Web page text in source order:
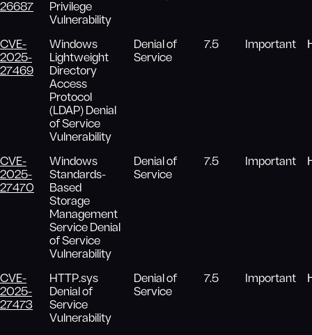
26687
Privilege
Vulnerability
CVE-
2025-
27469
Windows
Lightweight
Directory
Access
Protocol
(LDAP) Denial
of Service
Vulnerability
Denial of
Service
7.5 Important
CVE-
2025-
27470
Windows
Standards-
Based
Storage
Management
Service Denial
of Service
Vulnerability
Denial of
Service
7.5 Important
CVE-
2025-
27473
HTTP.sys
Denial of
Service
Vulnerability
Denial of
Service
7.5 Important